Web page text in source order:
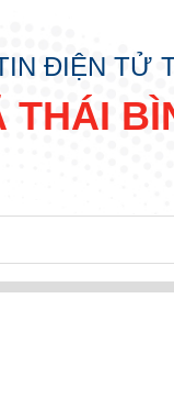
ĐIỆN TỬ
THÁI